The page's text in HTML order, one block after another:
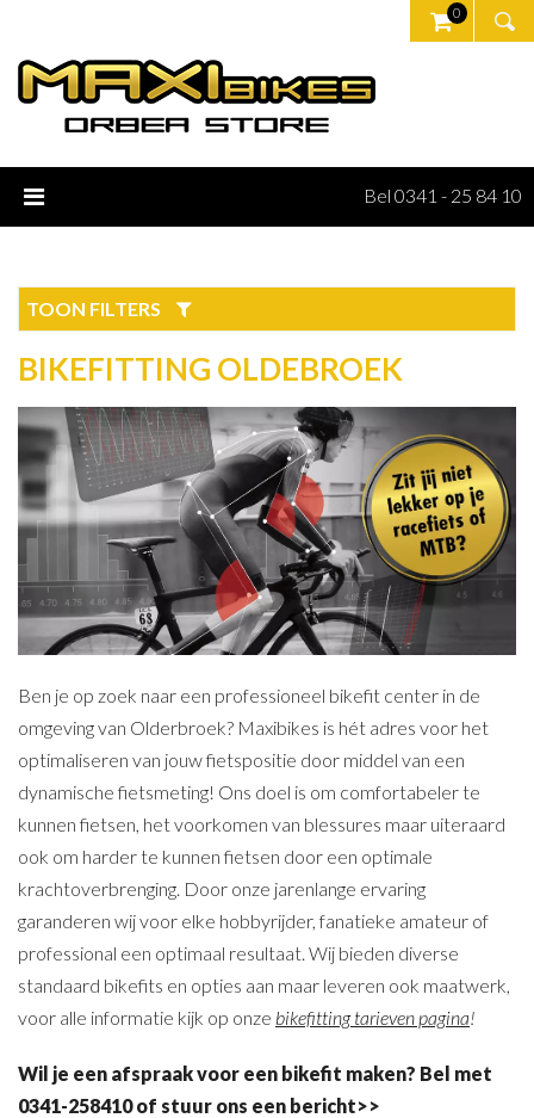
0
Bel 0341 - 25 84 10
TOON FILTERS
BIKEFITTING OLDEBROEK
Ben je op zoek naar een professioneel bikefit center in de
omgeving van Olderbroek? Maxibikes is hét adres voor het
optimaliseren van jouw fietspositie door middel van een
dynamische fietsmeting! Ons doel is om comfortabeler te
kunnen fietsen, het voorkomen van blessures maar uiteraard
ook om harder te kunnen fietsen door een optimale
krachtoverbrenging. Door onze jarenlange ervaring
garanderen wij voor elke hobbyrijder, fanatieke amateur of
professional een optimaal resultaat. Wij bieden diverse
standaard bikefits en opties aan maar leveren ook maatwerk,
voor alle informatie kijk op onze bikefitting tarieven pagina!
Wil je een afspraak voor een bikefit maken? Bel met
0341-258410 of stuur ons een bericht>>